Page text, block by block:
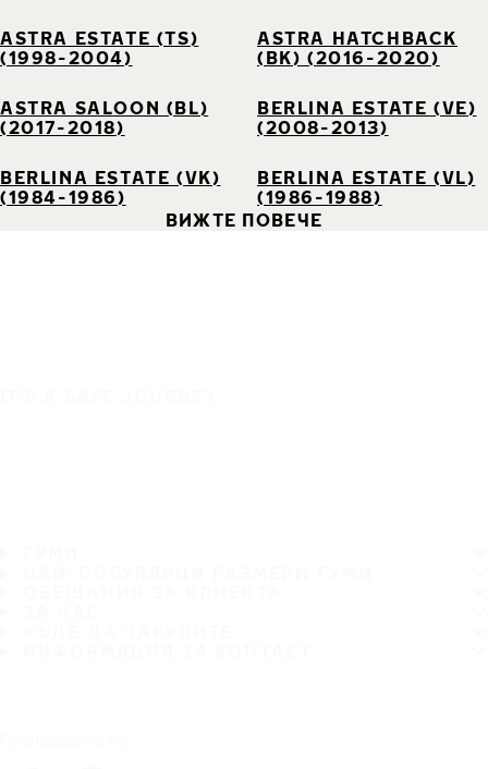
ASTRA ESTATE (TS)
(1998-2004)
ASTRA HATCHBACK
(BK) (2016-2020)
ASTRA SALOON (BL)
(2017-2018)
BERLINA ESTATE (VE)
(2008-2013)
BERLINA ESTATE (VK)
(1984-1986)
BERLINA ESTATE (VL)
(1986-1988)
ВИЖТЕ ПОВЕЧЕ